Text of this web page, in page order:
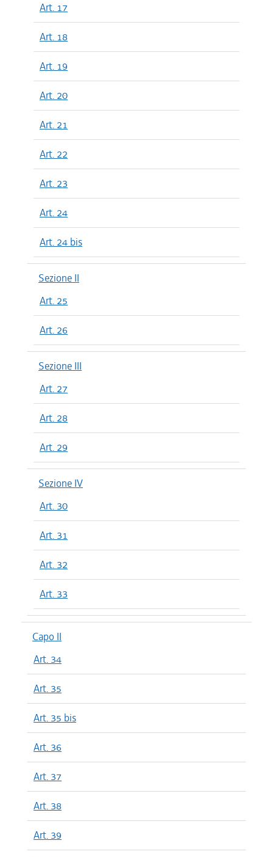
Art. 17
Art. 18
Art. 19
Art. 20
Art. 21
Art. 22
Art. 23
Art. 24
Art. 24 bis
Sezione II
Art. 25
Art. 26
Sezione III
Art. 27
Art. 28
Art. 29
Sezione IV
Art. 30
Art. 31
Art. 32
Art. 33
Capo II
Art. 34
Art. 35
Art. 35 bis
Art. 36
Art. 37
Art. 38
Art. 39